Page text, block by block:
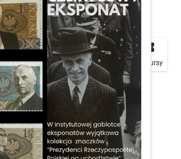

Plakaty

Mapa
local_play
Konkursy